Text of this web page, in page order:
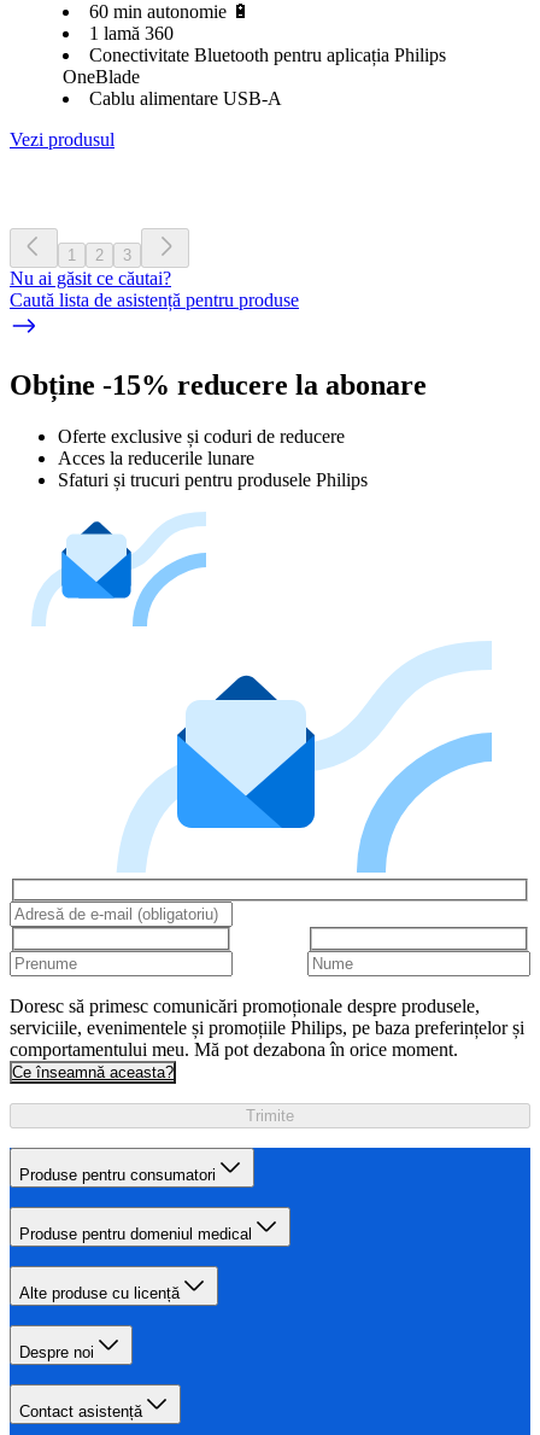
60 min autonomie 🔋
1 lamă 360
Conectivitate Bluetooth pentru aplicația Philips
OneBlade
Cablu alimentare USB-A
Vezi produsul
1 2 3
Nu ai găsit ce căutai?
Caută lista de asistență pentru produse
Obține -15% reducere la abonare
Oferte exclusive și coduri de reducere
Acces la reducerile lunare
Sfaturi și trucuri pentru produsele Philips
Doresc să primesc comunicări promoționale despre produsele,
serviciile, evenimentele și promoțiile Philips, pe baza preferințelor și
comportamentului meu. Mă pot dezabona în orice moment.
Ce înseamnă aceasta?
Trimite
Produse pentru consumatori
Produse pentru domeniul medical
Alte produse cu licență
Despre noi
Contact asistență